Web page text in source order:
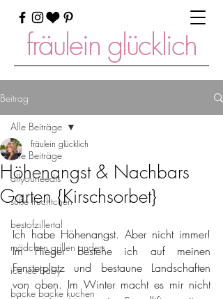
fräulein glücklich
Beitrag
Alle Beiträge
allyouneedis
süße früchtchen
bestofzillertal
mädchen grillen anders
ice ice baby
backe backe kuchen
Alle Beiträge
Höhenangst & Nachbars
Garten {Kirschsorbet}
fräulein glücklich
Ich habe Höhenangst. Aber nicht immer!
Im Flieger bestehe ich auf meinen
Fensterplatz und bestaune Landschaften
von oben. Im Winter macht es mir nicht